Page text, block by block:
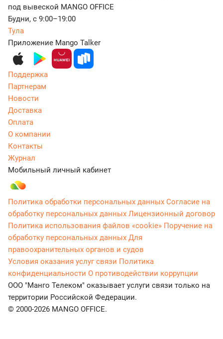
под вывеской MANGO OFFICE
Будни, с 9:00–19:00
Тула
Приложение Mango Talker
Поддержка
Партнерам
Новости
Доставка
Оплата
О компании
Контакты
Журнал
Мобильный личный кабинет
Политика обработки персональных данных Согласие на
обработку персональных данных Лицензионный договор
Политика использования файлов «cookie» Поручение на
обработку персональных данных Для
правоохранительных органов и судов
Условия оказания услуг связи Политика
конфиденциальности О противодействии коррупции
ООО "Манго Телеком" оказывает услуги связи только на
территории Российской Федерации.
© 2000-2026 MANGO OFFICE.